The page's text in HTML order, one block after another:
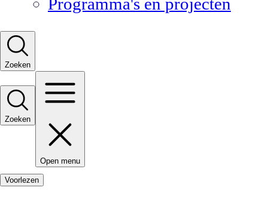
Zoeken
Zoeken
Open menu
Voorlezen